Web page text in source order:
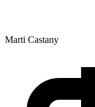
Marti Castany